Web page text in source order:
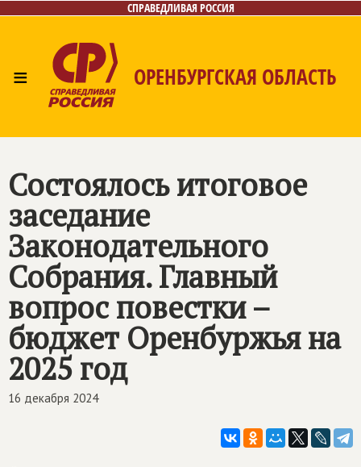
СПРАВЕДЛИВАЯ РОССИЯ
≡ ОРЕНБУРГСКАЯ ОБЛАСТЬ
Состоялось итоговое
заседание
Законодательного
Собрания. Главный
вопрос повестки –
бюджет Оренбуржья на
2025 год
16 декабря 2024